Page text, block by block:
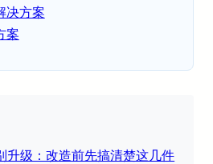
决方案
案
升级：改造前先搞清楚这几件